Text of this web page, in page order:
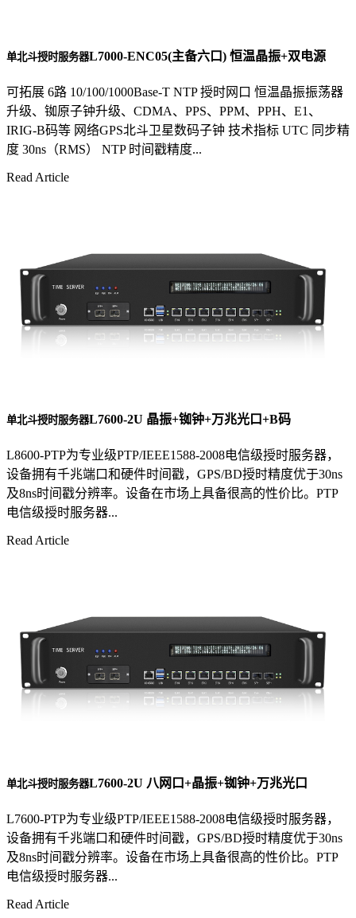
单北斗授时服务器L7000-ENC05(主备六口) 恒温晶振+双电源
可拓展 6路 10/100/1000Base-T NTP 授时网口 恒温晶振振荡器
升级、铷原子钟升级、CDMA、PPS、PPM、PPH、E1、
IRIG-B码等 网络GPS北斗卫星数码子钟 技术指标 UTC 同步精
度 30ns（RMS） NTP 时间戳精度...
Read Article
单北斗授时服务器L7600-2U 晶振+铷钟+万兆光口+B码
L8600-PTP为专业级PTP/IEEE1588-2008电信级授时服务器，
设备拥有千兆端口和硬件时间戳，GPS/BD授时精度优于30ns
及8ns时间戳分辨率。设备在市场上具备很高的性价比。PTP
电信级授时服务器...
Read Article
单北斗授时服务器L7600-2U 八网口+晶振+铷钟+万兆光口
L7600-PTP为专业级PTP/IEEE1588-2008电信级授时服务器，
设备拥有千兆端口和硬件时间戳，GPS/BD授时精度优于30ns
及8ns时间戳分辨率。设备在市场上具备很高的性价比。PTP
电信级授时服务器...
Read Article